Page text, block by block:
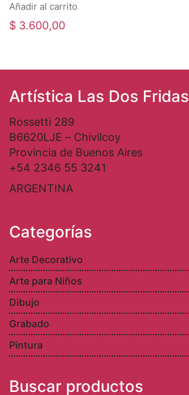
Añadir al carrito
$ 3.600,00
Artística Las Dos Fridas
Rossetti 289
B6620LJE – Chivilcoy
Provincia de Buenos Aires
+54 2346 55 3241
ARGENTINA
Categorías
Arte Decorativo
Arte para Niños
Dibujo
Grabado
Pintura
Buscar productos